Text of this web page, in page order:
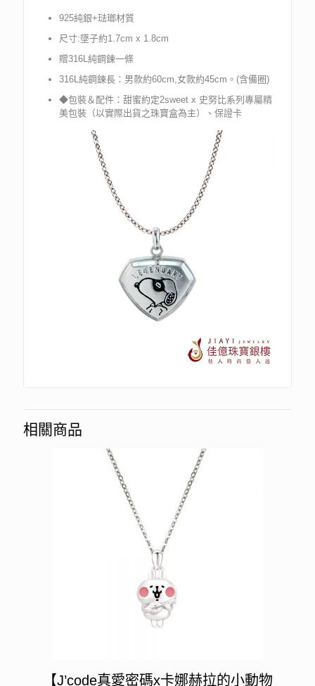
925純銀+琺瑯材質
尺寸:墜子約1.7cm x 1.8cm
贈316L純鋼鍊一條
316L純鋼鍊長：男款約60cm,女款約45cm。(含備圈)
◆包裝＆配件：甜蜜約定2sweet x 史努比系列專屬精
美包裝（以實際出貨之珠寶盒為主）、保證卡
相關商品
【J’code真愛密碼x卡娜赫拉的小動物